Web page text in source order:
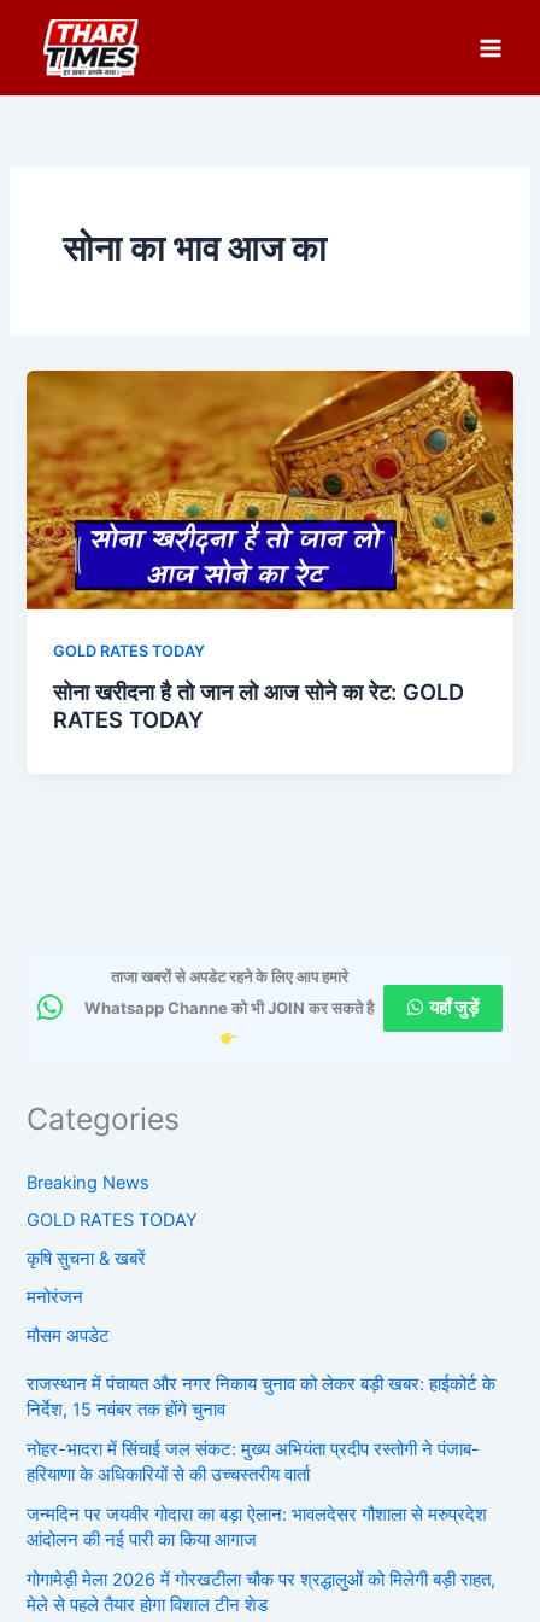
content
सोना का भाव आज का
GOLD RATES TODAY
सोना खरीदना है तो जान लो आज सोने का रेट: GOLD
RATES TODAY
ताजा खबरों से अपडेट रहने के लिए आप हमारे
Whatsapp Channe को भी JOIN कर सकते है
यहाँ जुड़ें
Categories
Breaking News
GOLD RATES TODAY
कृषि सुचना & खबरें
मनोरंजन
मौसम अपडेट
राजस्थान में पंचायत और नगर निकाय चुनाव को लेकर बड़ी खबर: हाईकोर्ट के
निर्देश, 15 नवंबर तक होंगे चुनाव
नोहर-भादरा में सिंचाई जल संकट: मुख्य अभियंता प्रदीप रस्तोगी ने पंजाब-
हरियाणा के अधिकारियों से की उच्चस्तरीय वार्ता
जन्मदिन पर जयवीर गोदारा का बड़ा ऐलान: भावलदेसर गौशाला से मरुप्रदेश
आंदोलन की नई पारी का किया आगाज
गोगामेड़ी मेला 2026 में गोरखटीला चौक पर श्रद्धालुओं को मिलेगी बड़ी राहत,
मेले से पहले तैयार होगा विशाल टीन शेड